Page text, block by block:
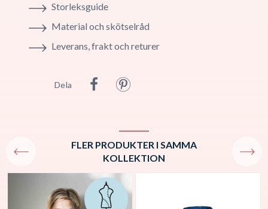
Storleksguide
Material och skötselråd
Leverans, frakt och returer
Dela
FLER PRODUKTER I SAMMA
KOLLEKTION